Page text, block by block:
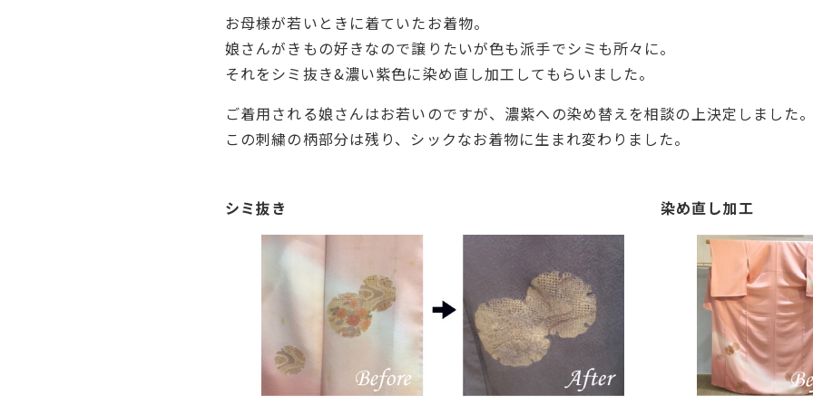
お母様が若いときに着ていたお着物。
娘さんがきもの好きなので譲りたいが色も派手でシミも所々に。
それをシミ抜き&濃い紫色に染め直し加工してもらいました。
ご着用される娘さんはお若いのですが、濃紫への染め替えを相談の上決定しました
この刺繍の柄部分は残り、シックなお着物に生まれ変わりました。
シミ抜き 染め直し加工